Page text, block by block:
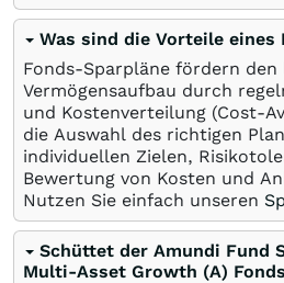
Was sind die Vorteile eines
Fonds-Sparpläne fördern den
Vermögensaufbau durch
und Kostenverteilung (Cost-
die Auswahl des richtigen
individuellen Zielen,
Bewertung von Kosten und
Nutzen Sie einfach unseren
Schüttet der Amundi Fund
Multi-Asset Growth (A)